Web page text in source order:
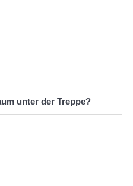
unter der Treppe?